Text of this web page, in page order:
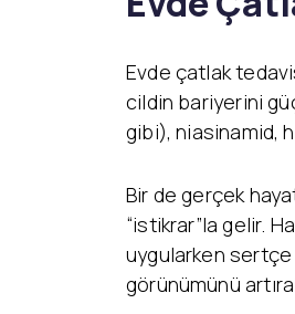
Evde çatlak
cildin bariyerini
gibi), niasinamid,
Bir de gerçek
“istikrar”la gelir.
uygularken sertçe
görünümünü